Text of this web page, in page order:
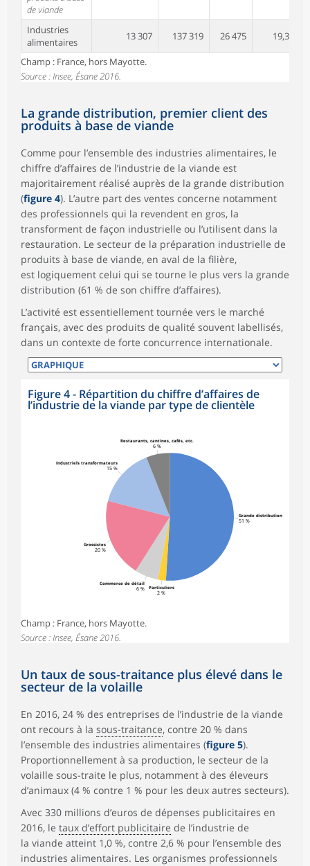
de viande
Industries
alimentaires
13 307 137 319 26 475 19,3
Champ : France, hors Mayotte.
Source : Insee, Ésane 2016.
La grande distribution, premier client des
produits à base de viande
Comme pour l’ensemble des industries alimentaires, le
chiffre d’affaires de l’industrie de la viande est
majoritairement réalisé auprès de la grande distribution
(figure 4). L’autre part des ventes concerne notamment
des professionnels qui la revendent en gros, la
transforment de façon industrielle ou l’utilisent dans la
restauration. Le secteur de la préparation industrielle de
produits à base de viande, en aval de la filière,
est logiquement celui qui se tourne le plus vers la grande
distribution (61 % de son chiffre d’affaires).
L’activité est essentiellement tournée vers le marché
français, avec des produits de qualité souvent labellisés,
dans un contexte de forte concurrence internationale.
Figure 4 - Répartition du chiffre d’affaires de
l’industrie de la viande par type de clientèle
Grande distribution
51 %
Particuliers
2 %
Commerce de détail
6 %
Grossistes
20 %
Industriels transformateurs
15 %
Restaurants, cantines, cafés, etc.
6 %
Champ : France, hors Mayotte.
Source : Insee, Ésane 2016.
Un taux de sous-traitance plus élevé dans le
secteur de la volaille
En 2016, 24 % des entreprises de l’industrie de la viande
ont recours à la sous-traitance, contre 20 % dans
l’ensemble des industries alimentaires (figure 5).
Proportionnellement à sa production, le secteur de la
volaille sous-traite le plus, notamment à des éleveurs
d’animaux (4 % contre 1 % pour les deux autres secteurs).
Avec 330 millions d’euros de dépenses publicitaires en
2016, le taux d’effort publicitaire de l’industrie de
la viande atteint 1,0 %, contre 2,6 % pour l’ensemble des
industries alimentaires. Les organismes professionnels